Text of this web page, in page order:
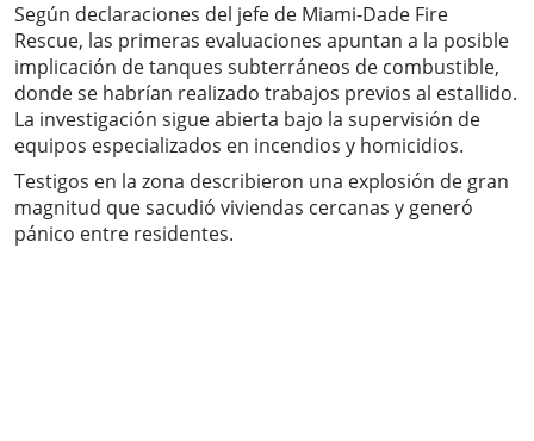
Según declaraciones del jefe de Miami-Dade Fire
Rescue, las primeras evaluaciones apuntan a la posible
implicación de tanques subterráneos de combustible,
donde se habrían realizado trabajos previos al estallido.
La investigación sigue abierta bajo la supervisión de
equipos especializados en incendios y homicidios.
Testigos en la zona describieron una explosión de gran
magnitud que sacudió viviendas cercanas y generó
pánico entre residentes.